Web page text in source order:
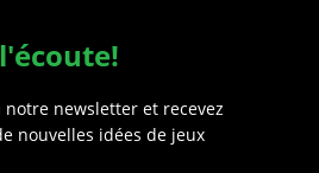
notre newsletter et recevez
nouvelles idées de jeux